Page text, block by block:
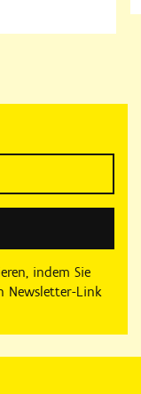
indem Sie
Newsletter-Link